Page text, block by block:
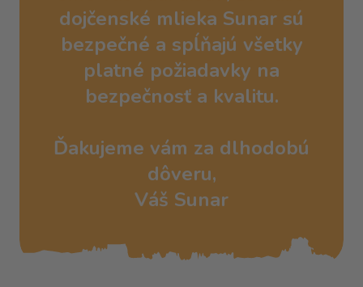
dojčenské mlieka Sunar sú
bezpečné a spĺňajú všetky
platné požiadavky na
bezpečnosť a kvalitu.
Ďakujeme vám za dlhodobú
dôveru,
Váš Sunar